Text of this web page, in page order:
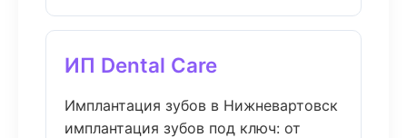
ИП Dental Care
Имплантация зубов в Нижневартовск
имплантация зубов под ключ: от